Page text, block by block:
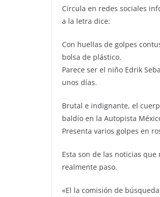
Circula en redes sociales
a la letra dice:
Con huellas de golpes
bolsa de plástico.
Parece ser el niño Edrik
unos días.
‪Brutal e indignante, el
baldío en la Autopista
‪Presenta varios golpes en
Esta son de las noticias
realmente paso.
«El la comisión de